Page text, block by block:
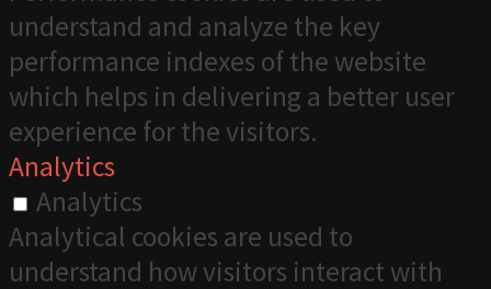
understand and analyze the key
performance indexes of the website
which helps in delivering a better user
experience for the visitors.
Analytics
Analytics
Analytical cookies are used to
understand how visitors interact with